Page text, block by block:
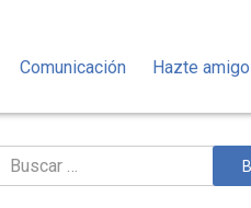
Comunicación Hazte amigo
Buscar: